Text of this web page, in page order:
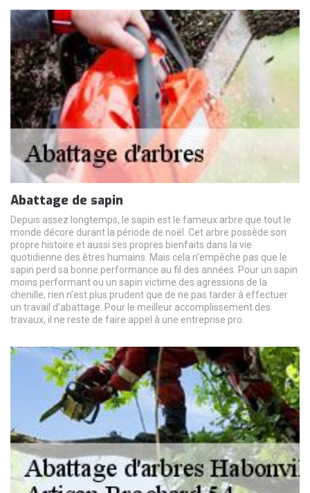
Abattage de sapin
Depuis assez longtemps, le sapin est le fameux arbre que tout le
monde décore durant la période de noël. Cet arbre possède son
propre histoire et aussi ses propres bienfaits dans la vie
quotidienne des êtres humains. Mais cela n’empêche pas que le
sapin perd sa bonne performance au fil des années. Pour un sapin
moins performant ou un sapin victime des agressions de la
chenille, rien n’est plus prudent que de ne pas tarder à effectuer
un travail d’abattage. Pour le meilleur accomplissement des
travaux, il ne reste de faire appel à une entreprise pro.